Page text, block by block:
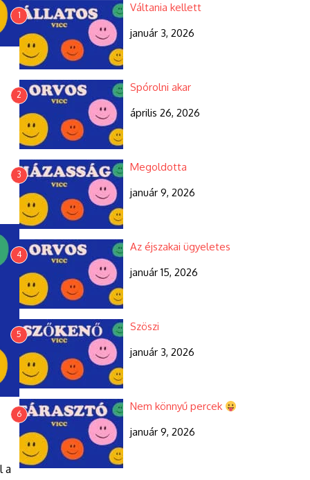
a
1
Váltania kellett
január 3, 2026
2
Spórolni akar
április 26, 2026
3
Megoldotta
január 9, 2026
4
Az éjszakai ügyeletes
január 15, 2026
5
Szöszi
január 3, 2026
6
Nem könnyű percek
január 9, 2026